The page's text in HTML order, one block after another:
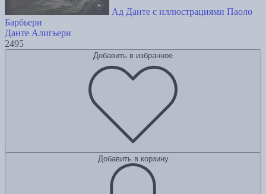
Ад Данте с иллюстрациями Паоло
Барбьери
Данте Алигьери
2495
Добавить в избранное
Добавить в корзину